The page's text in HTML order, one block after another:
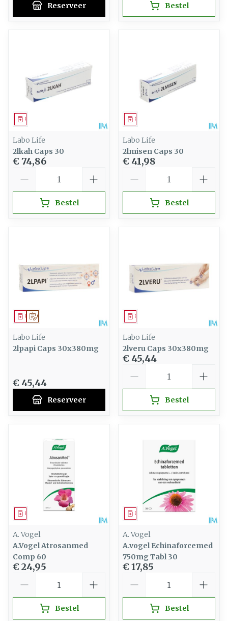
Reserveer Bestel
Geneesmiddel
Labo Life
2lkah Caps 30
€ 74,86
Bestel
Geneesmiddel
Labo Life
2lmisen Caps 30
€ 41,98
Bestel
Op voorschrift
Geneesmiddel
Labo Life
2lpapi Caps 30x380mg
€ 45,44
Reserveer
Geneesmiddel
Labo Life
2lveru Caps 30x380mg
€ 45,44
Bestel
Geneesmiddel
A. Vogel
A.Vogel Atrosanmed
Comp 60
€ 24,95
Bestel
Geneesmiddel
A. Vogel
A.vogel Echinaforcemed
750mg Tabl 30
€ 17,85
Bestel